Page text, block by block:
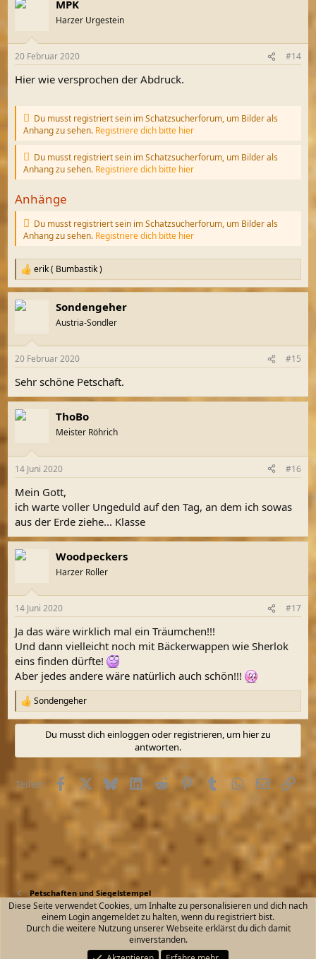
MPK
Harzer Urgestein
20 Februar 2020 #14
Hier wie versprochen der Abdruck.
Du musst registriert sein im Schatzsucherforum, um Bilder als
Anhang zu sehen. Registriere dich bitte hier
Du musst registriert sein im Schatzsucherforum, um Bilder als
Anhang zu sehen. Registriere dich bitte hier
Anhänge
Du musst registriert sein im Schatzsucherforum, um Bilder als
Anhang zu sehen. Registriere dich bitte hier
R
e
a
k
e
:
erik ( Bumbastik )
Sondengeher
Austria-Sondler
20 Februar 2020 #15
Sehr schöne Petschaft.
ThoBo
Meister Röhrich
14 Juni 2020 #16
Mein Gott,
ich warte voller Ungeduld auf den Tag, an dem ich sowas
aus der Erde ziehe... Klasse
Woodpeckers
Harzer Roller
14 Juni 2020 #17
Ja das wäre wirklich mal ein Träumchen!!!
Und dann vielleicht noch mit Bäckerwappen wie Sherlok
eins finden dürfte!
Aber jedes andere wäre natürlich auch schön!!!
R
e
a
n
e
n
Sondengeher
Du musst dich einloggen oder registrieren, um hier zu
antworten.
Teilen: FacebookX (Twitter)
BlueskyLinkedInReddit PinterestTumblrWhatsApp
E-MailLink
Petschaften und Siegelstempel
Kontakt Nutzungsbedingungen
Datenschutz
Start
R
S
Diese Seite verwendet Cookies, um Inhalte zu personalisieren und dich nach
einem Login angemeldet zu halten, wenn du registriert bist.
Durch die weitere Nutzung unserer Webseite erklärst du dich damit
einverstanden.